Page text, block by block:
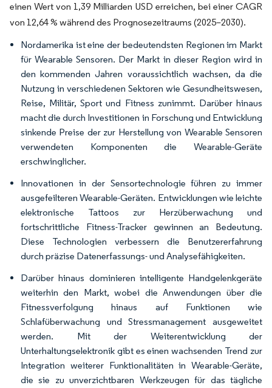
einen Wert von 1,39 Milliarden USD erreichen, bei einer CAGR
von 12,64 % während des Prognosezeitraums (2025–2030).
Nordamerika ist eine der bedeutendsten Regionen im Markt
für Wearable Sensoren. Der Markt in dieser Region wird in
den kommenden Jahren voraussichtlich wachsen, da die
Nutzung in verschiedenen Sektoren wie Gesundheitswesen,
Reise, Militär, Sport und Fitness zunimmt. Darüber hinaus
macht die durch Investitionen in Forschung und Entwicklung
sinkende Preise der zur Herstellung von Wearable Sensoren
verwendeten Komponenten die Wearable-Geräte
erschwinglicher.
Innovationen in der Sensortechnologie führen zu immer
ausgefeilteren Wearable-Geräten. Entwicklungen wie leichte
elektronische Tattoos zur Herzüberwachung und
fortschrittliche Fitness-Tracker gewinnen an Bedeutung.
Diese Technologien verbessern die Benutzererfahrung
durch präzise Datenerfassungs- und Analysefähigkeiten.
Darüber hinaus dominieren intelligente Handgelenkgeräte
weiterhin den Markt, wobei die Anwendungen über die
Fitnessverfolgung hinaus auf Funktionen wie
Schlafüberwachung und Stressmanagement ausgeweitet
werden. Mit der Weiterentwicklung der
Unterhaltungselektronik gibt es einen wachsenden Trend zur
Integration weiterer Funktionalitäten in Wearable-Geräte,
die sie zu unverzichtbaren Werkzeugen für das tägliche